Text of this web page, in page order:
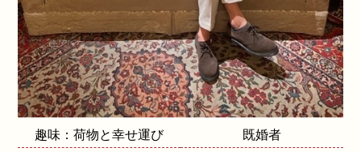
趣味：荷物と幸せ運び
既婚者